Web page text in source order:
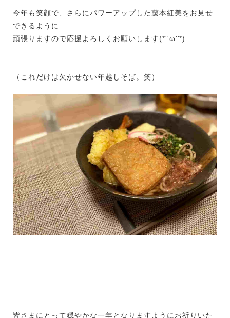
今年も笑顔で、さらにパワーアップした藤本紅美をお見せ
できるように
頑張りますので応援よろしくお願いします(*''ω''*)
（これだけは欠かせない年越しそば。笑）
皆さまにとって穏やかな一年となりますようにお祈りいた